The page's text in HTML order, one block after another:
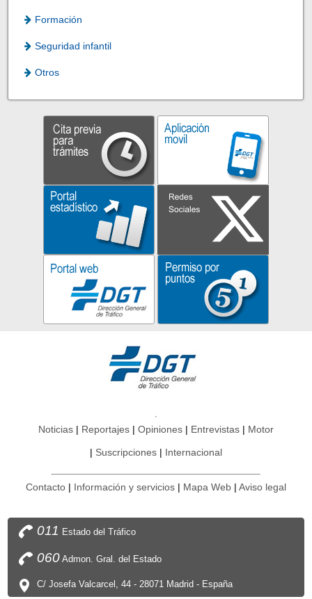
Formación
Seguridad infantil
Otros
Noticias Reportajes Opiniones Entrevistas Motor
Suscripciones Internacional
Contacto Información y servicios Mapa Web Aviso legal
011 Estado del Tráfico
060Admon. Gral. del Estado
C/ Josefa Valcarcel, 44 - 28071 Madrid - España